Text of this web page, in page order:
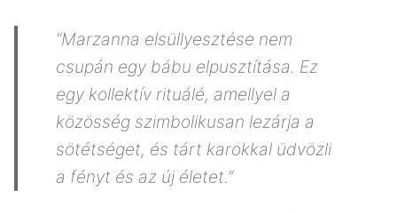
“Marzanna elsüllyesztése nem
csupán egy bábu elpusztítása. Ez
egy kollektív rituálé, amellyel a
közösség szimbolikusan lezárja a
sötétséget, és tárt karokkal üdvözli
a fényt és az új életet.”